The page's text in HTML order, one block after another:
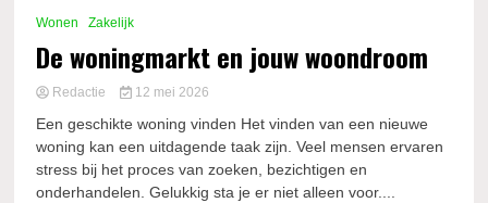
Wonen Zakelijk
De woningmarkt en jouw woondroom
Redactie 12 mei 2026
Een geschikte woning vinden Het vinden van een nieuwe
woning kan een uitdagende taak zijn. Veel mensen ervaren
stress bij het proces van zoeken, bezichtigen en
onderhandelen. Gelukkig sta je er niet alleen voor....